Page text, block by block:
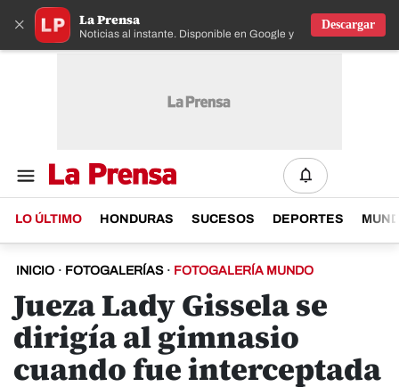
× La Prensa
Noticias al instante. Disponible en Google y IOS
Descargar
LO ÚLTIMO HONDURAS SUCESOS DEPORTES
INICIO · FOTOGALERÍAS · FOTOGALERÍA MUNDO
Jueza Lady Gissela se
dirigía al gimnasio
cuando fue interceptada